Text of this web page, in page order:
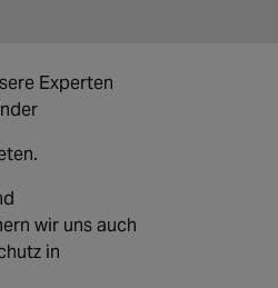
Experten
wir uns auch
in